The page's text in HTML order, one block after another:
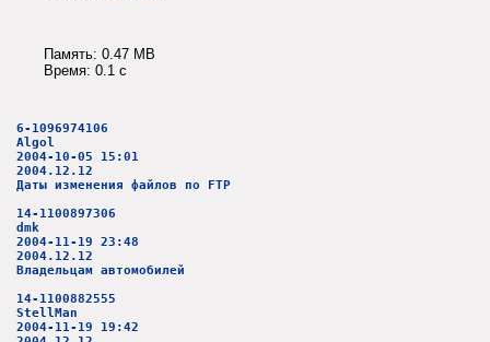
Память: 0.47 MB
Время: 0.1 c
6-1096974106
Algol
2004-10-05 15:01
2004.12.12
Даты изменения файлов по FTP
14-1100897306
dmk
2004-11-19 23:48
2004.12.12
Владельцам автомобилей
14-1100882555
StellMan
2004-11-19 19:42